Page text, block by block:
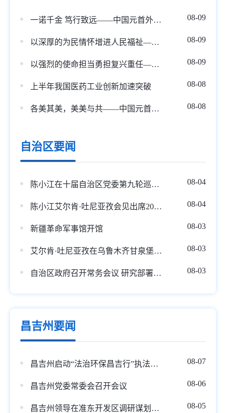
一诺千金 笃行致远——中国元首外交的世界情怀与大国气派 08-09
以深厚的为民情怀增进人民福祉——习近平党建思想理论品格系列述评之五 08-09
以强烈的使命担当勇担复兴重任——习近平党建思想理论品格系列述评之四 08-09
上半年我国医药工业创新加速突破 08-08
各美其美，美美与共——中国元首外交的世界情怀与大国气派 08-08
自治区要闻
陈小江在十届自治区党委第九轮巡视集中反馈会暨第十轮巡视动员部署会上强调 不断提高巡视的震慑力穿透力推动力 为建设社会主义现代化新疆提供坚强政治保障 08-04
陈小江艾尔肯·吐尼亚孜会见出席2026年反恐国际研讨会中外嘉宾 08-04
新疆革命军事馆开馆 08-03
艾尔肯·吐尼亚孜在乌鲁木齐甘泉堡经开区调研 08-03
自治区政府召开常务会议 研究部署重点领域安全生产“打非治违”工作等 08-03
昌吉州要闻
昌吉州启动“法治环保昌吉行”执法检查 推动大气污染治理 助力美丽蓝天建设 08-07
昌吉州党委常委会召开会议 08-06
昌吉州领导在准东开发区调研谋划重点项目 08-05